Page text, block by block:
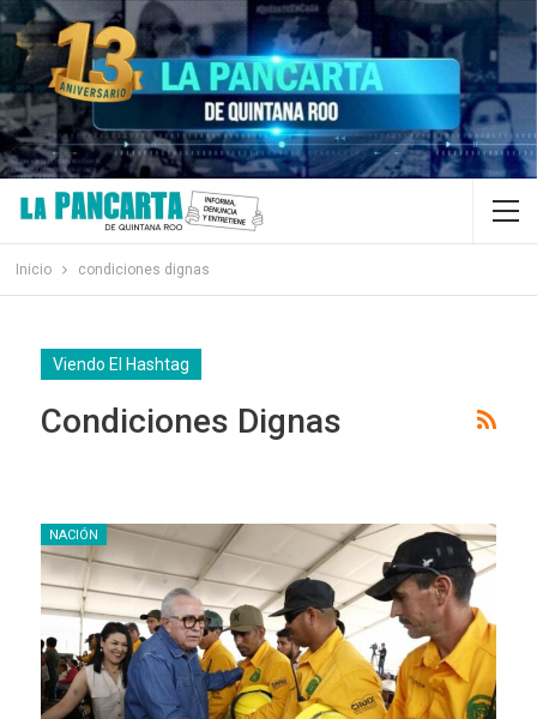
Inicio condiciones dignas
Viendo El Hashtag
Condiciones Dignas
NACIÓN